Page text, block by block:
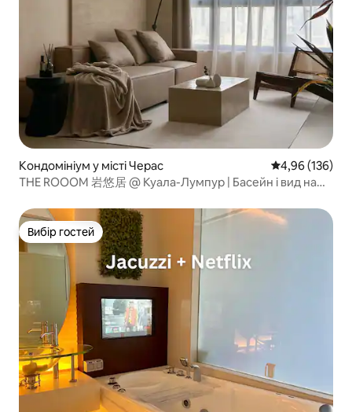
Кондомініум у місті Черас Середня
4,96 (136)
THE ROOOM 岩悠居 @ Куала-Лумпур | Басейн і вид на
Вибір гостей
Вибір гостей